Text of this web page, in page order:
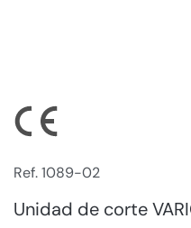
Ref. 1089-02
Unidad de corte